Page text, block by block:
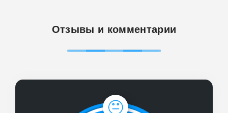
Отзывы и комментарии